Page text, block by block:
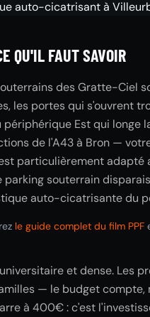
QU'IL FAUT SAVOIR
des Gratte-Ciel
les portes qui s'ouvrent
Est qui longe
de l'A43 à Bron —
particulièrement adapté
souterrain
auto-cicatrisante du
le guide complet du film PPF
et dense. Les
— le budget compte,
à 400€ : c'est